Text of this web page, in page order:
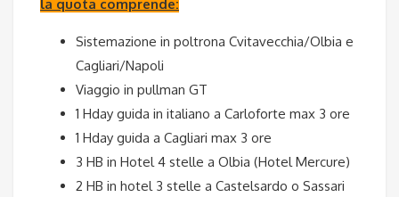
la quota comprende:
Sistemazione in poltrona Cvitavecchia/Olbia e
Cagliari/Napoli
Viaggio in pullman GT
1 Hday guida in italiano a Carloforte max 3 ore
1 Hday guida a Cagliari max 3 ore
3 HB in Hotel 4 stelle a Olbia (Hotel Mercure)
2 HB in hotel 3 stelle a Castelsardo o Sassari